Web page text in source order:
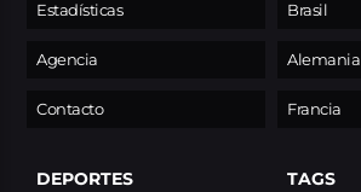
Estadísticas
Agencia
Contacto
Brasil
Alemania
Francia
DEPORTES TAGS